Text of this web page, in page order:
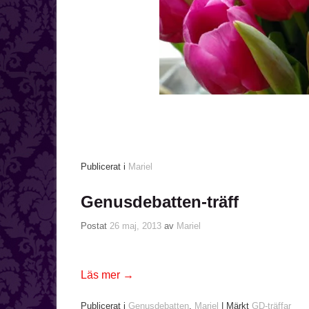
Publicerat i Mariel
Genusdebatten-träff
Postat 26 maj, 2013 av Mariel
Läs mer →
Publicerat i Genusdebatten, Mariel Märkt GD-träffar